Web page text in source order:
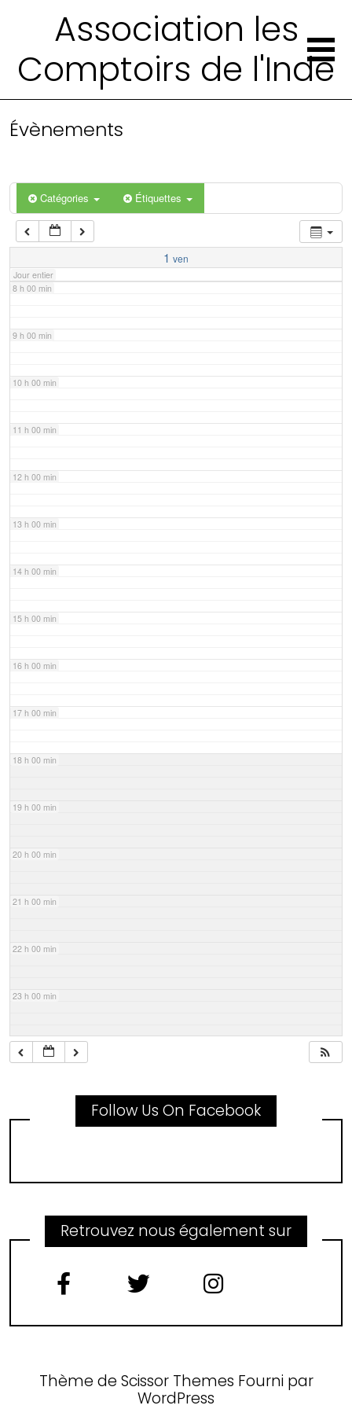
Association les
Comptoirs de l'Inde
Évènements
Catégories Étiquettes
1 ven
Jour entier
4 h 00 min
6 h 00 min
7 h 00 min
8 h 00 min
9 h 00 min
10 h 00 min
11 h 00 min
12 h 00 min
13 h 00 min
14 h 00 min
15 h 00 min
16 h 00 min
17 h 00 min
18 h 00 min
19 h 00 min
20 h 00 min
21 h 00 min
22 h 00 min
23 h 00 min
Follow Us On Facebook
Retrouvez nous également sur
Thème de Scissor Themes Fourni par
WordPress